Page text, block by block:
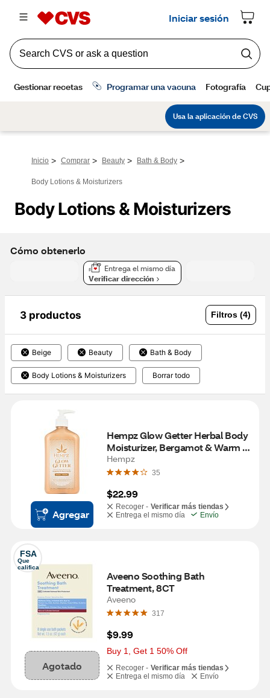
Inicio > Comprar > Beauty > Bath & Body >
Body Lotions & Moisturizers
Body Lotions & Moisturizers
Cómo obtenerlo
Entrega el mismo día
Verificar dirección
3 productos Filtros (4)
Beige Beauty Bath & Body
Body Lotions & Moisturizers Borrar todo
Agregar
Hempz Glow Getter Herbal Body
Moisturizer, Bergamot & Warm
Vanilla
Hempz
35
$22.99
Recoger - Verificar más tiendas
Entrega el mismo día
Envío
FSA
Que
califica
Agotado
Aveeno Soothing Bath
Treatment, 8CT
Aveeno
317
$9.99
Buy 1, Get 1 50% Off
Recoger - Verificar más tiendas
Entrega el mismo día
Envío